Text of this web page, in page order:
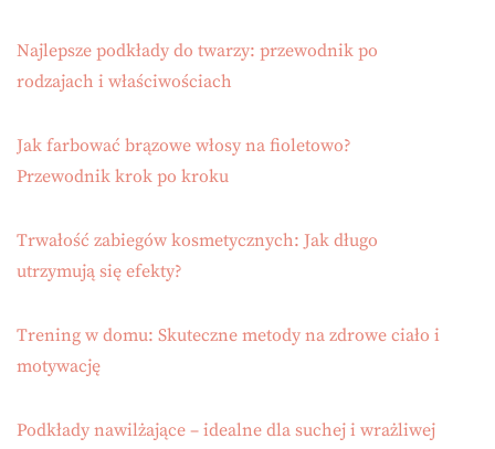
Najlepsze podkłady do twarzy: przewodnik po
rodzajach i właściwościach
Jak farbować brązowe włosy na fioletowo?
Przewodnik krok po kroku
Trwałość zabiegów kosmetycznych: Jak długo
utrzymują się efekty?
Trening w domu: Skuteczne metody na zdrowe ciało i
motywację
Podkłady nawilżające – idealne dla suchej i wrażliwej